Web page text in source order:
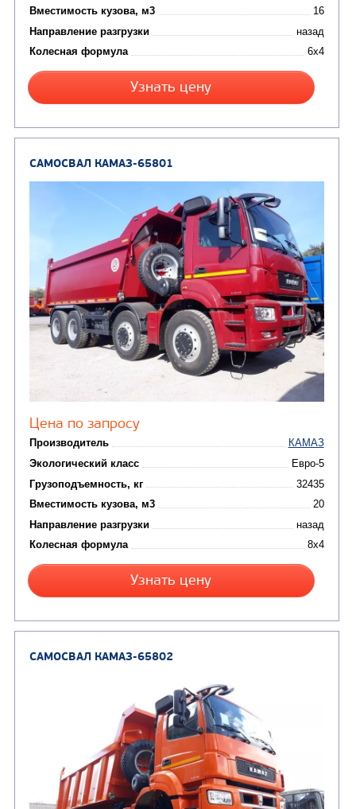
Цена по запросу
Производитель
Экологический класс
Грузоподъемность, кг
Направление разгрузки
Колесная формула
Узнать цену
САМОСВАЛ КАМАЗ-6580
Цена по запросу
Производитель
Грузоподъемность, кг
Вместимость кузова, м3
Направление разгрузки
Колесная формула